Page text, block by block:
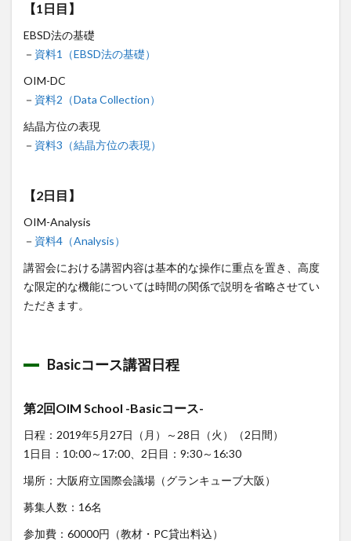
【1日目】
EBSD法の基礎
－ 資料1（EBSD法の基礎）
OIM-DC
－ 資料2（Data Collection）
結晶方位の表現
－ 資料3（結晶方位の表現）
【2日目】
OIM-Analysis
－ 資料4（Analysis）
講習会における講習内容は基本的な操作に重点を置き、高度
な限定的な機能については時間の関係で説明を省略させてい
ただきます。
Basicコース講習日程
第2回OIM School -Basicコース-
日程：2019年5月27日（月）～28日（火）（2日間）
1日目：10:00～17:00、2日目：9:30～16:30
場所：大阪府立国際会議場（グランキューブ大阪）
募集人数：16名
参加費：60000円（教材・PC貸出料込）